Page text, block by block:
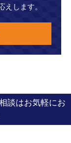
えします。
談はお気軽にお